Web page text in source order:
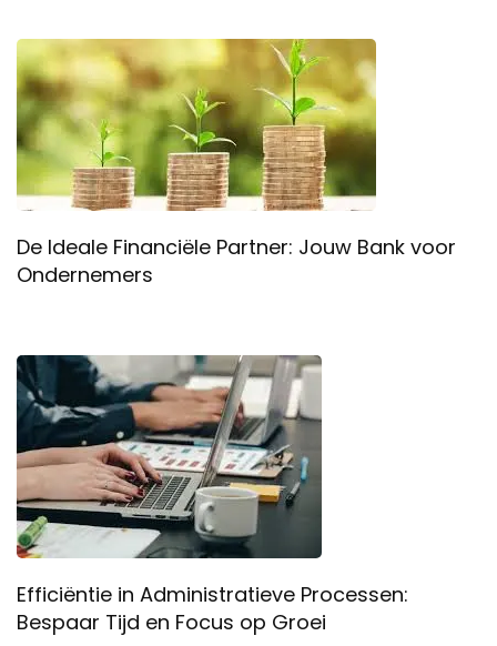
De Ideale Financiële Partner: Jouw Bank voor
Ondernemers
Efficiëntie in Administratieve Processen:
Bespaar Tijd en Focus op Groei